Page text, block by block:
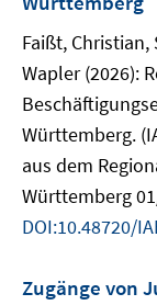
Faißt,
Wapler (2026):
Württemberg.
aus dem
Württemberg
DOI:10.48720/
Zugänge von